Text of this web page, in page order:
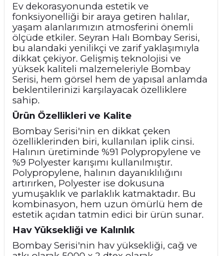
Ev dekorasyonunda estetik ve
fonksiyonelliği bir araya getiren halılar,
yaşam alanlarımızın atmosferini önemli
ölçüde etkiler. Seyran Halı Bombay Serisi,
bu alandaki yenilikçi ve zarif yaklaşımıyla
dikkat çekiyor. Gelişmiş teknolojisi ve
yüksek kaliteli malzemeleriyle Bombay
Serisi, hem görsel hem de yapısal anlamda
beklentilerinizi karşılayacak özelliklere
sahip.
Ürün Özellikleri ve Kalite
Bombay Serisi'nin en dikkat çeken
özelliklerinden biri, kullanılan iplik cinsi.
Halının üretiminde %91 Polypropylene ve
%9 Polyester karışımı kullanılmıştır.
Polypropylene, halının dayanıklılığını
artırırken, Polyester ise dokusuna
yumuşaklık ve parlaklık katmaktadır. Bu
kombinasyon, hem uzun ömürlü hem de
estetik açıdan tatmin edici bir ürün sunar.
Hav Yüksekliği ve Kalınlık
Bombay Serisi'nin hav yüksekliği, cağ ve